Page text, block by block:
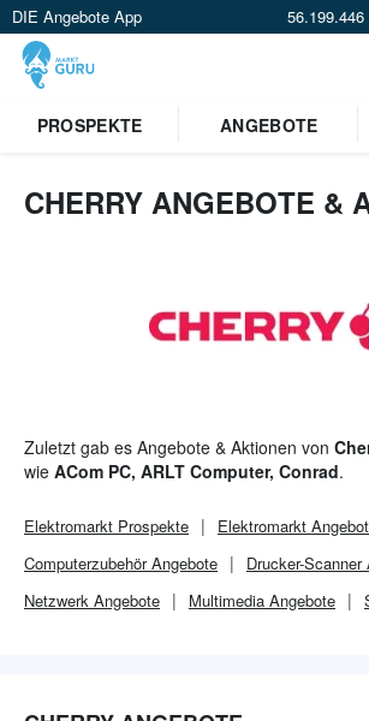
DIE Angebote App
PROSPEKTE ANGEBOTE
CHERRY ANGEBOTE &
Zuletzt gab es Angebote & Aktionen von
wie ACom PC, ARLT Computer, Conrad.
Elektromarkt Prospekte Elektromarkt
Computerzubehör Angebote
Drucker-Scanner
Netzwerk Angebote
Multimedia Angebote